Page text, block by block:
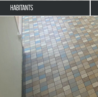
HABITANTS
bien
proche mer, venez
(plaques de cuisson),
d'une place de